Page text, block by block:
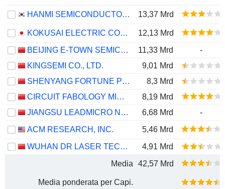
HANMI SEMICONDUCTOR CO., LTD. 13,37 Mrd
KOKUSAI ELECTRIC CORPORATION
12,13 Mrd
BEIJING E-TOWN SEMICONDUCTOR TECHNOLOGY CO., LTD.
11,33 Mrd
-
KINGSEMI CO., LTD.
9,01 Mrd
SHENYANG FORTUNE PRECISION EQUIPMENT CO., LTD.
8,3 Mrd
CIRCUIT FABOLOGY MICROELECTRONICS EQUIPMENT CO., LTD.
8,19 Mrd
JIANGSU LEADMICRO NANO-EQUIPMENT TECHNOLOGY LTD
6,68 Mrd
-
ACM RESEARCH, INC.
5,46 Mrd
WUHAN DR LASER TECHNOLOGY CORP.,LTD
4,91 Mrd
Media
42,57 Mrd
Media ponderata per Capi.